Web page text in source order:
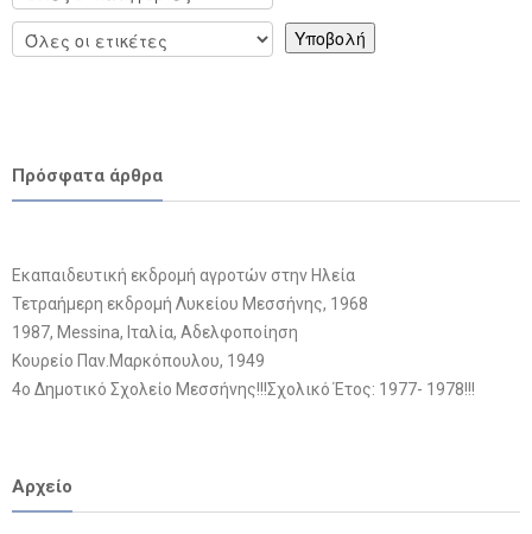
Πρόσφατα άρθρα
Εκαπαιδευτική εκδρομή αγροτών στην Ηλεία
Τετραήμερη εκδρομή Λυκείου Μεσσήνης, 1968
1987, Messina, Ιταλία, Αδελφοποίηση
Κουρείο Παν.Μαρκόπουλου, 1949
4ο Δημοτικό Σχολείο Μεσσήνης!!!Σχολικό Έτος: 1977- 1978!!!
Αρχείο